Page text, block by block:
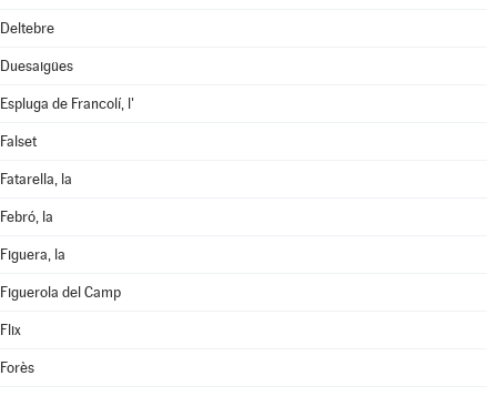
Deltebre
Duesaigües
Espluga de Francolí, l'
Falset
Fatarella, la
Febró, la
Figuera, la
Figuerola del Camp
Flix
Forès